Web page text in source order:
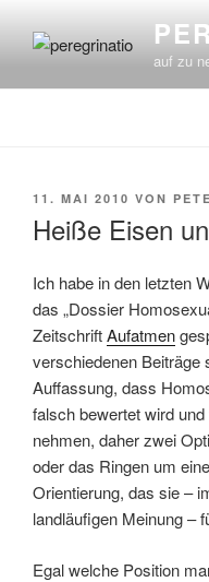
Inhalt
auf zu
VERÖFFENTLICHT
11. MAI 2010 VON
Heiße Eisen
Ich habe in den letzten
das „Dossier
ZeitschriftAufatmen
verschiedenen Beiträge
Auffassung, dass
falsch bewertet wird
nehmen, daher zwei
oder das Ringen um
Orientierung, das sie –
landläufigen Meinung –
Egal welche Position